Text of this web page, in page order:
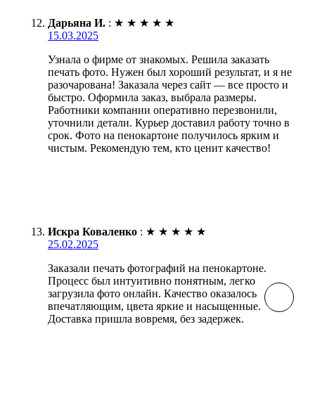
Дарьяна И. : ★ ★ ★ ★ ★
15.03.2025
Узнала о фирме от знакомых. Решила заказать
печать фото. Нужен был хороший результат, и я не
разочарована! Заказала через сайт — все просто и
быстро. Оформила заказ, выбрала размеры.
Работники компании оперативно перезвонили,
уточнили детали. Курьер доставил работу точно в
срок. Фото на пенокартоне получилось ярким и
чистым. Рекомендую тем, кто ценит качество!
Искра Коваленко : ★ ★ ★ ★ ★
25.02.2025
Заказали печать фотографий на пенокартоне.
Процесс был интуитивно понятным, легко
загрузила фото онлайн. Качество оказалось
впечатляющим, цвета яркие и насыщенные.
Доставка пришла вовремя, без задержек.